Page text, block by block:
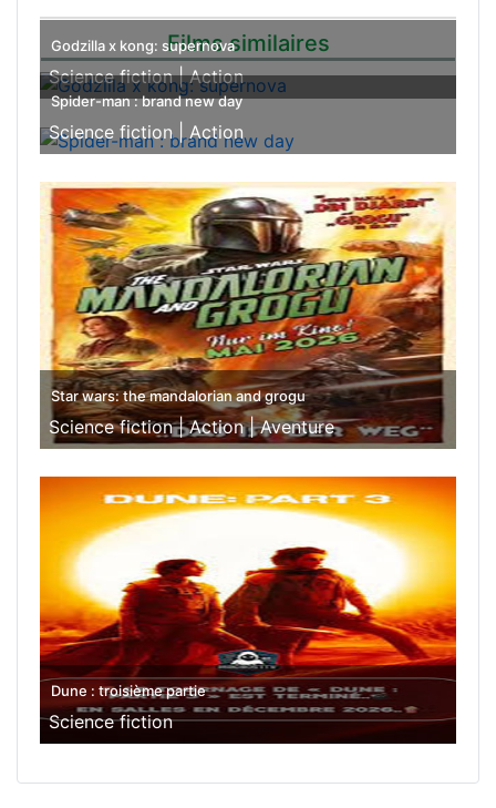
Films similaires
Godzilla x kong: supernova
Science fiction |Action
Spider-man : brand new day
Science fiction |Action
Star wars: the mandalorian and grogu
Science fiction |Action |Aventure
Dune : troisième partie
Science fiction